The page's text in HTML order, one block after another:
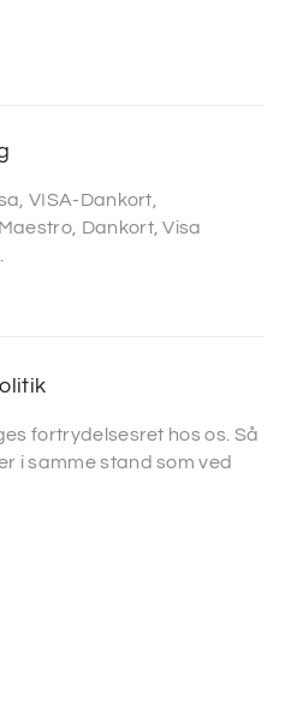
VISA-Dankort,
Dankort, Visa
fortrydelsesret hos os. Så
i samme stand som ved